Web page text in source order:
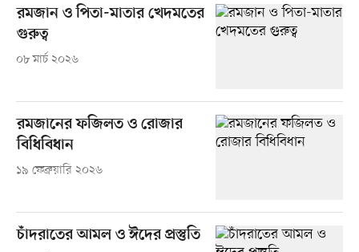
রমজান ও পিতা-মাতার খেদমতের
গুরুত্ব
০৮ মার্চ ২০২৬
রমজানের ফজিলত ও রোজার
বিধিবিধান
১৯ ফেব্রুয়ারি ২০২৬
চাঁদরাতের আমল ও ঈদের প্রস্তুতি